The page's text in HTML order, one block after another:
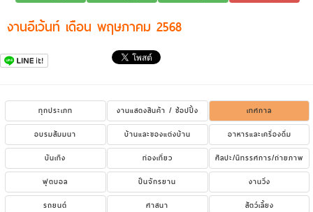
งานอีเว้นท์ เดือน พฤษภาคม 2568
ทุกประเภท งานแสดงสินค้า / ช้อปปิ้ง
เทศกาล
อบรมสัมมนา
บ้านและของแต่งบ้าน
อาหารและเครื่องดื่ม
บันเทิง
ท่องเที่ยว
ศิลปะ/นิทรรศการ/ถ่ายภาพ
ฟุตบอล
ปั่นจักรยาน
งานวิ่ง
รถยนต์
ศาสนา
สัตว์เลี้ยง